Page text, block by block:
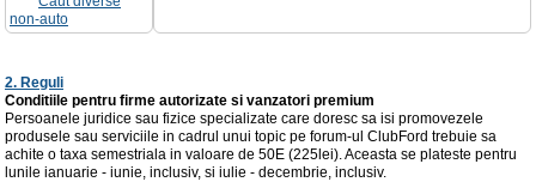
non-auto
2. Reguli
Conditiile pentru firme autorizate si vanzatori premium
Persoanele juridice sau fizice specializate care doresc sa isi promovezele
produsele sau serviciile in cadrul unui topic pe forum-ul ClubFord trebuie sa
achite o taxa semestriala in valoare de 50E (225lei). Aceasta se plateste pentru
lunile ianuarie - iunie, inclusiv, si iulie - decembrie, inclusiv.